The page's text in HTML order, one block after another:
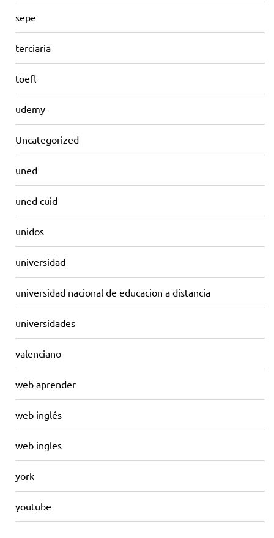
sepe
terciaria
toefl
udemy
Uncategorized
uned
uned cuid
unidos
universidad
universidad nacional de educacion a distancia
universidades
valenciano
web aprender
web inglés
web ingles
york
youtube